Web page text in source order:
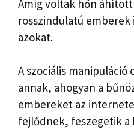
Amíg voltak hőn
rosszindulatú
azokat.
A szociális manipuláció
annak, ahogyan a
embereket az
fejlődnek, feszegetik a